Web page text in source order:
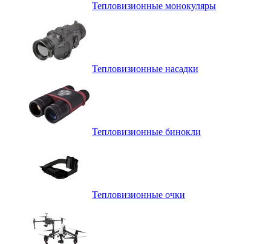
Тепловизионные монокуляры
Тепловизионные насадки
Тепловизионные бинокли
Тепловизионные очки